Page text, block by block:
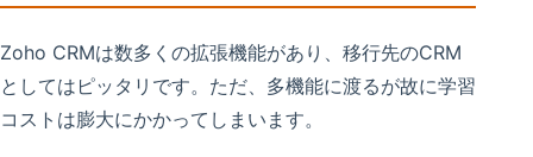
Zoho CRMは数多くの拡張機能があり、移行先のCRM
としてはピッタリです。ただ、多機能に渡るが故に学習
コストは膨大にかかってしまいます。